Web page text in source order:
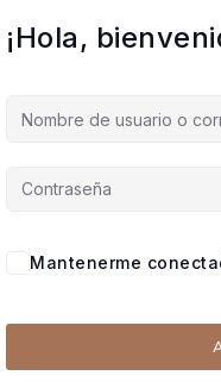
¡Hola,
Mantenerme